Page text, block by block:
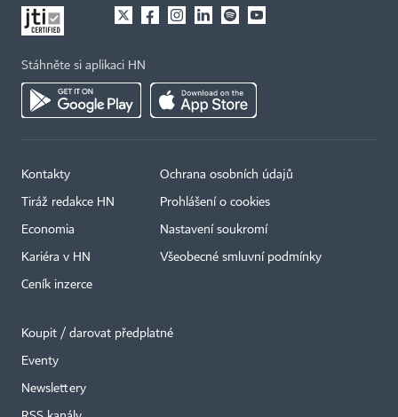
Stáhněte si aplikaci HN
Kontakty
Tiráž redakce HN
Economia
Kariéra v HN
Ceník inzerce
Ochrana osobních údajů
Prohlášení o cookies
Nastavení soukromí
Všeobecné smluvní podmínky
Koupit / darovat předplatné
Eventy
Newslettery